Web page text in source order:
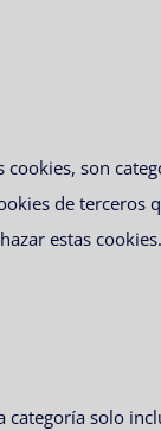
son
de
estas
solo